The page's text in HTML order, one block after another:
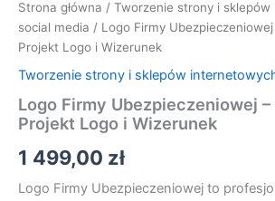
Strona główna / Tworzenie strony i
social media / Logo Firmy
Projekt Logo i Wizerunek
Tworzenie strony i sklepów
Logo Firmy Ubezpieczeniowej
Projekt Logo i Wizerunek
1 499,00 zł
Logo Firmy Ubezpieczeniowej to